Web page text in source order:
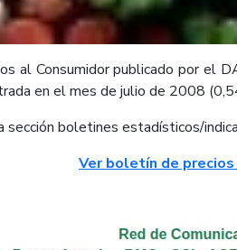
al Consumidor publicado por
en el mes de julio de 2008
boletines estadísticos/
Ver boletín de